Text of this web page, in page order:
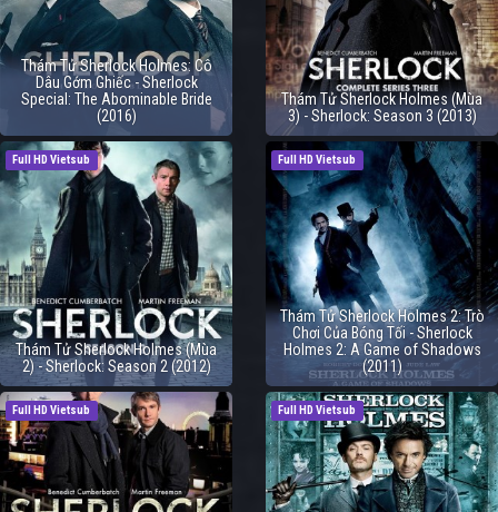
Thám Tử Sherlock Holmes: Cô
Dâu Gớm Ghiếc - Sherlock
Special: The Abominable Bride
(2016)
Thám Tử Sherlock Holmes (Mùa
3) - Sherlock: Season 3 (2013)
Full HD Vietsub
Thám Tử Sherlock Holmes (Mùa
2) - Sherlock: Season 2 (2012)
Full HD Vietsub
Thám Tử Sherlock Holmes 2: Trò
Chơi Của Bóng Tối - Sherlock
Holmes 2: A Game of Shadows
(2011)
Full HD Vietsub Full HD Vietsub